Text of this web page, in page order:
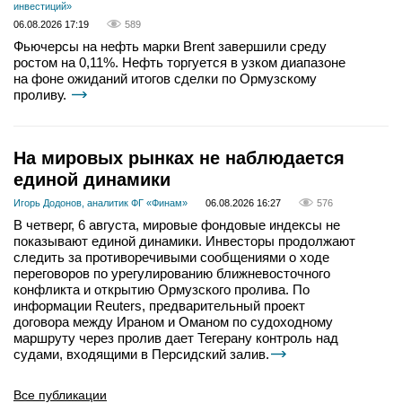
инвестиций»
06.08.2026 17:19
589
Фьючерсы на нефть марки Brent завершили среду
ростом на 0,11%. Нефть торгуется в узком диапазоне
на фоне ожиданий итогов сделки по Ормузскому
проливу.
На мировых рынках не наблюдается
единой динамики
Игорь Додонов, аналитик ФГ «Финам» 06.08.2026 16:27 576
В четверг, 6 августа, мировые фондовые индексы не
показывают единой динамики. Инвесторы продолжают
следить за противоречивыми сообщениями о ходе
переговоров по урегулированию ближневосточного
конфликта и открытию Ормузского пролива. По
информации Reuters, предварительный проект
договора между Ираном и Оманом по судоходному
маршруту через пролив дает Тегерану контроль над
судами, входящими в Персидский залив.
Все публикации